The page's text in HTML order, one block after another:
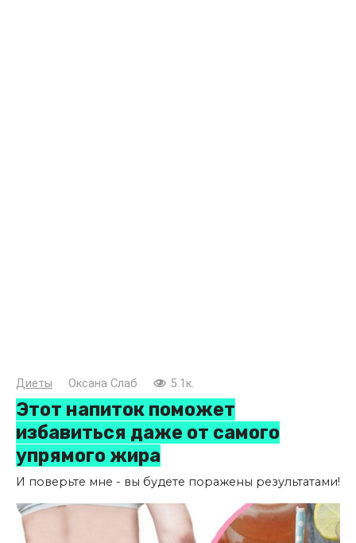
Диеты Оксана Слаб 5.1к.
Этот напиток поможет
избавиться даже от самого
упрямого жира
И поверьте мне - вы будете поражены результатами!